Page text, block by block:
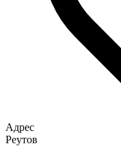
Адрес
Реутов